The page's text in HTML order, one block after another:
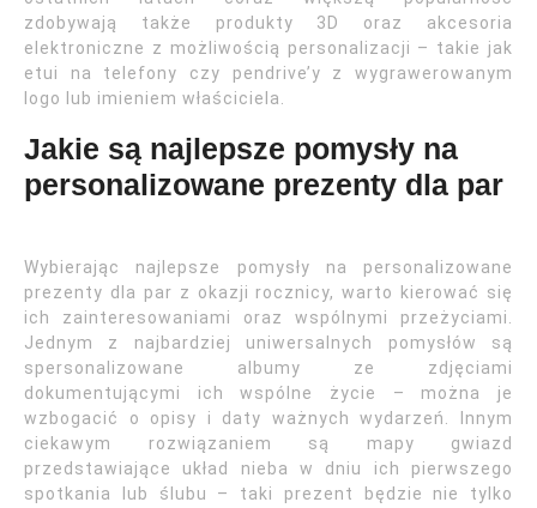
zdobywają także produkty 3D oraz akcesoria
elektroniczne z możliwością personalizacji – takie jak
etui na telefony czy pendrive’y z wygrawerowanym
logo lub imieniem właściciela.
Jakie są najlepsze pomysły na
personalizowane prezenty dla par
Wybierając najlepsze pomysły na personalizowane
prezenty dla par z okazji rocznicy, warto kierować się
ich zainteresowaniami oraz wspólnymi przeżyciami.
Jednym z najbardziej uniwersalnych pomysłów są
spersonalizowane albumy ze zdjęciami
dokumentującymi ich wspólne życie – można je
wzbogacić o opisy i daty ważnych wydarzeń. Innym
ciekawym rozwiązaniem są mapy gwiazd
przedstawiające układ nieba w dniu ich pierwszego
spotkania lub ślubu – taki prezent będzie nie tylko